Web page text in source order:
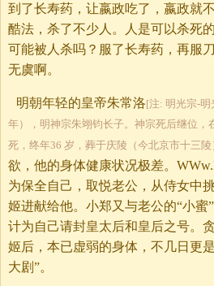
到了长寿药，让嬴政吃了，嬴政就
酷法，杀了不少人。人是可以杀死
可能被人杀吗？服了长寿药，再服
无虞啊。
明朝年轻的皇帝朱常洛[注: 明光宗-明
年），明神宗朱翊钧长子。神宗死后继位，
死，终年36 岁，葬于庆陵（今北京市十三
欲，他的身体健康状况极差。
为保全自己，取悦老公，从侍女中
姬进献给他。小郑又与老公的“小蜜
计为自己请封皇太后和皇后之号。
姬后，本已虚弱的身体，不几日更
大剧”。